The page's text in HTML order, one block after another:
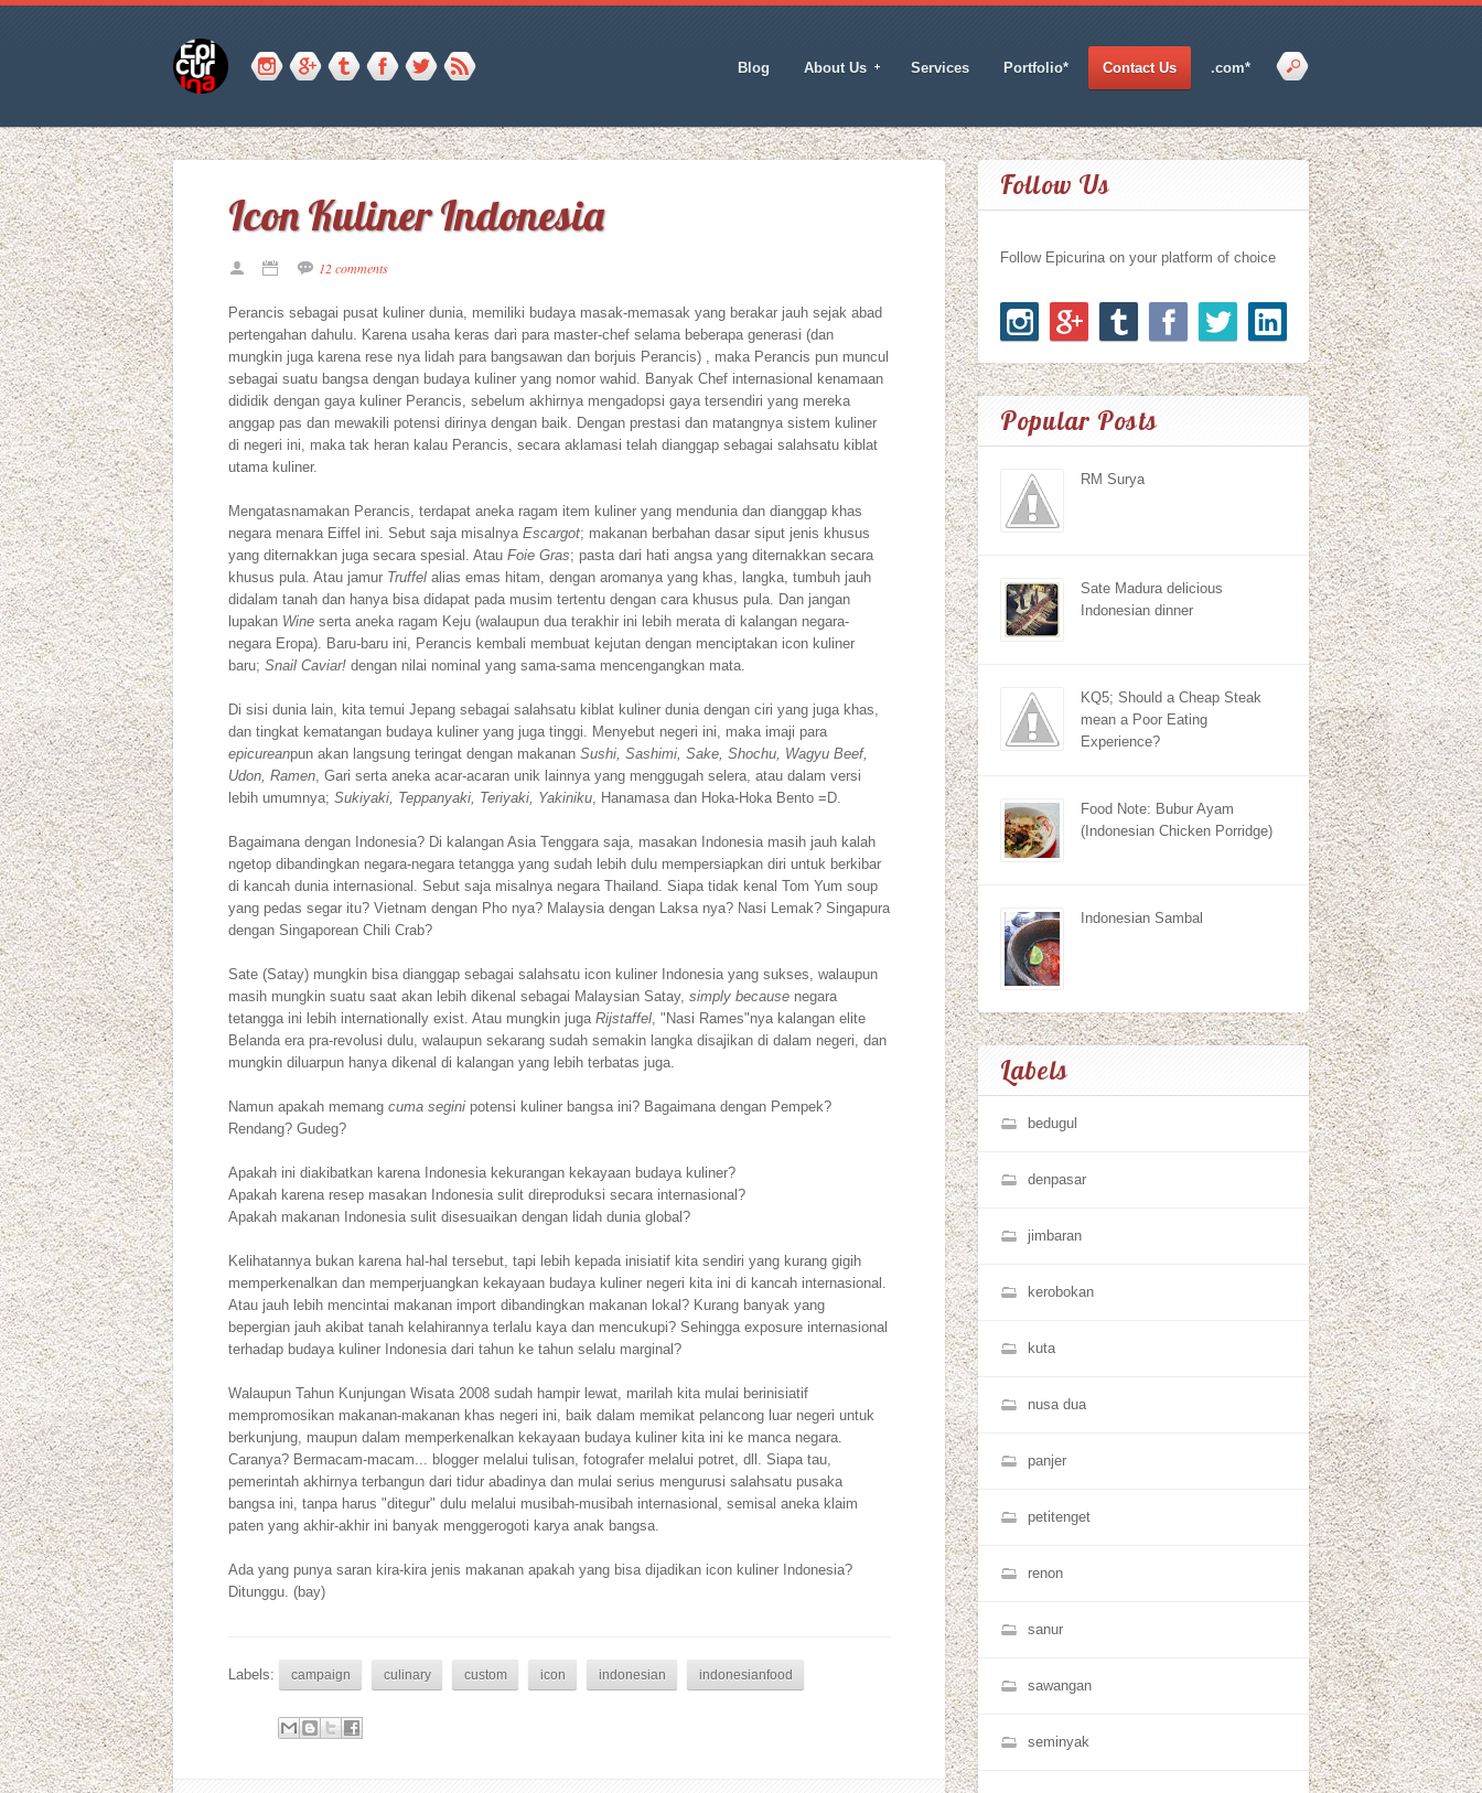
Blog About Us Services Portfolio* Contact Us .com*
Icon Kuliner Indonesia
12 comments
Perancis sebagai pusat kuliner dunia, memiliki budaya masak-memasak yang berakar jauh sejak abad
pertengahan dahulu. Karena usaha keras dari para master-chef selama beberapa generasi (dan
mungkin juga karena rese nya lidah para bangsawan dan borjuis Perancis) , maka Perancis pun muncul
sebagai suatu bangsa dengan budaya kuliner yang nomor wahid. Banyak Chef internasional kenamaan
dididik dengan gaya kuliner Perancis, sebelum akhirnya mengadopsi gaya tersendiri yang mereka
anggap pas dan mewakili potensi dirinya dengan baik. Dengan prestasi dan matangnya sistem kuliner
di negeri ini, maka tak heran kalau Perancis, secara aklamasi telah dianggap sebagai salahsatu kiblat
utama kuliner.
Mengatasnamakan Perancis, terdapat aneka ragam item kuliner yang mendunia dan dianggap khas
negara menara Eiffel ini. Sebut saja misalnya Escargot; makanan berbahan dasar siput jenis khusus
yang diternakkan juga secara spesial. Atau Foie Gras; pasta dari hati angsa yang diternakkan secara
khusus pula. Atau jamur Truffel alias emas hitam, dengan aromanya yang khas, langka, tumbuh jauh
didalam tanah dan hanya bisa didapat pada musim tertentu dengan cara khusus pula. Dan jangan
lupakan Wine serta aneka ragam Keju (walaupun dua terakhir ini lebih merata di kalangan negara-
negara Eropa). Baru-baru ini, Perancis kembali membuat kejutan dengan menciptakan icon kuliner
baru; Snail Caviar! dengan nilai nominal yang sama-sama mencengangkan mata.
Di sisi dunia lain, kita temui Jepang sebagai salahsatu kiblat kuliner dunia dengan ciri yang juga khas,
dan tingkat kematangan budaya kuliner yang juga tinggi. Menyebut negeri ini, maka imaji para
epicureanpun akan langsung teringat dengan makanan Sushi, Sashimi, Sake, Shochu, Wagyu Beef,
Udon, Ramen, Gari serta aneka acar-acaran unik lainnya yang menggugah selera, atau dalam versi
lebih umumnya; Sukiyaki, Teppanyaki, Teriyaki, Yakiniku, Hanamasa dan Hoka-Hoka Bento =D.
Bagaimana dengan Indonesia? Di kalangan Asia Tenggara saja, masakan Indonesia masih jauh kalah
ngetop dibandingkan negara-negara tetangga yang sudah lebih dulu mempersiapkan diri untuk berkibar
di kancah dunia internasional. Sebut saja misalnya negara Thailand. Siapa tidak kenal Tom Yum soup
yang pedas segar itu? Vietnam dengan Pho nya? Malaysia dengan Laksa nya? Nasi Lemak? Singapura
dengan Singaporean Chili Crab?
Sate (Satay) mungkin bisa dianggap sebagai salahsatu icon kuliner Indonesia yang sukses, walaupun
masih mungkin suatu saat akan lebih dikenal sebagai Malaysian Satay, simply because negara
tetangga ini lebih internationally exist. Atau mungkin juga Rijstaffel, "Nasi Rames"nya kalangan elite
Belanda era pra-revolusi dulu, walaupun sekarang sudah semakin langka disajikan di dalam negeri, dan
mungkin diluarpun hanya dikenal di kalangan yang lebih terbatas juga.
Namun apakah memang cuma segini potensi kuliner bangsa ini? Bagaimana dengan Pempek?
Rendang? Gudeg?
Apakah ini diakibatkan karena Indonesia kekurangan kekayaan budaya kuliner?
Apakah karena resep masakan Indonesia sulit direproduksi secara internasional?
Apakah makanan Indonesia sulit disesuaikan dengan lidah dunia global?
Kelihatannya bukan karena hal-hal tersebut, tapi lebih kepada inisiatif kita sendiri yang kurang gigih
memperkenalkan dan memperjuangkan kekayaan budaya kuliner negeri kita ini di kancah internasional.
Atau jauh lebih mencintai makanan import dibandingkan makanan lokal? Kurang banyak yang
bepergian jauh akibat tanah kelahirannya terlalu kaya dan mencukupi? Sehingga exposure internasional
terhadap budaya kuliner Indonesia dari tahun ke tahun selalu marginal?
Walaupun Tahun Kunjungan Wisata 2008 sudah hampir lewat, marilah kita mulai berinisiatif
mempromosikan makanan-makanan khas negeri ini, baik dalam memikat pelancong luar negeri untuk
berkunjung, maupun dalam memperkenalkan kekayaan budaya kuliner kita ini ke manca negara.
Caranya? Bermacam-macam... blogger melalui tulisan, fotografer melalui potret, dll. Siapa tau,
pemerintah akhirnya terbangun dari tidur abadinya dan mulai serius mengurusi salahsatu pusaka
bangsa ini, tanpa harus "ditegur" dulu melalui musibah-musibah internasional, semisal aneka klaim
paten yang akhir-akhir ini banyak menggerogoti karya anak bangsa.
Ada yang punya saran kira-kira jenis makanan apakah yang bisa dijadikan icon kuliner Indonesia?
Ditunggu. (bay)
Labels: campaign culinary custom icon indonesian indonesianfood
Follow Us
Follow Epicurina on your platform of choice
Popular Posts
RM Surya
Sate Madura delicious
Indonesian dinner
KQ5; Should a Cheap Steak
mean a Poor Eating
Experience?
Food Note: Bubur Ayam
(Indonesian Chicken Porridge)
Indonesian Sambal
Labels
bedugul
denpasar
jimbaran
kerobokan
kuta
nusa dua
panjer
petitenget
renon
sanur
sawangan
seminyak